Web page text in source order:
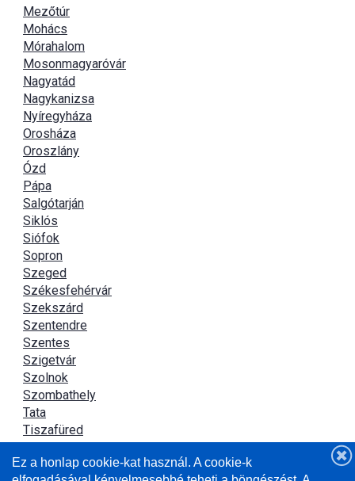
Mezőtúr
Mohács
Mórahalom
Mosonmagyaróvár
Nagyatád
Nagykanizsa
Nyíregyháza
Orosháza
Oroszlány
Ózd
Pápa
Salgótarján
Siklós
Siófok
Sopron
Szeged
Székesfehérvár
Szekszárd
Szentendre
Szentes
Szigetvár
Szolnok
Szombathely
Tata
Tiszafüred
Újszász
Ez a honlap cookie-kat használ. A cookie-k